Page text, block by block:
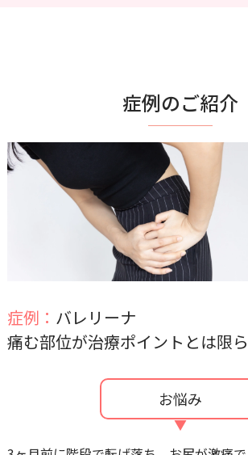
症例のご紹介
症例： バレリーナ
痛む部位が治療ポイントとは限
お悩み